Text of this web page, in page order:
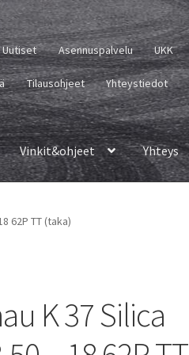
Uutiset Asennuspalvelu UKK
Tilausohjeet Yhteystiedot
Vinkit&ohjeet Yhteys
62P TT (taka)
K 37 Silica